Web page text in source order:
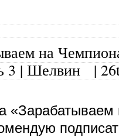
на
3 | Шелвин|